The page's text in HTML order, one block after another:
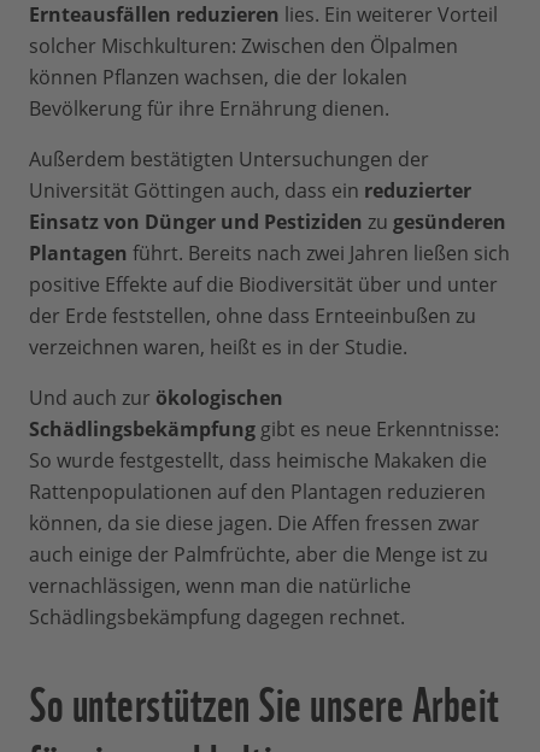
Ernteausfällen reduzieren lies. Ein weiterer Vorteil
solcher Mischkulturen: Zwischen den Ölpalmen
können Pflanzen wachsen, die der lokalen
Bevölkerung für ihre Ernährung dienen.
Außerdem bestätigten Untersuchungen der
Universität Göttingen auch, dass ein reduzierter
Einsatz von Dünger und Pestiziden zu gesünderen
Plantagen führt. Bereits nach zwei Jahren ließen sich
positive Effekte auf die Biodiversität über und unter
der Erde feststellen, ohne dass Ernteeinbußen zu
verzeichnen waren, heißt es in der Studie.
Und auch zur ökologischen
Schädlingsbekämpfung gibt es neue Erkenntnisse:
So wurde festgestellt, dass heimische Makaken die
Rattenpopulationen auf den Plantagen reduzieren
können, da sie diese jagen. Die Affen fressen zwar
auch einige der Palmfrüchte, aber die Menge ist zu
vernachlässigen, wenn man die natürliche
Schädlingsbekämpfung dagegen rechnet.
So unterstützen Sie unsere Arbeit